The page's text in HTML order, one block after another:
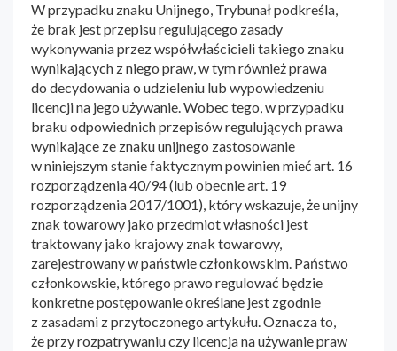
W przypadku znaku Unijnego, Trybunał podkreśla,
że brak jest przepisu regulującego zasady
wykonywania przez współwłaścicieli takiego znaku
wynikających z niego praw, w tym również prawa
do decydowania o udzieleniu lub wypowiedzeniu
licencji na jego używanie. Wobec tego, w przypadku
braku odpowiednich przepisów regulujących prawa
wynikające ze znaku unijnego zastosowanie
w niniejszym stanie faktycznym powinien mieć art. 16
rozporządzenia 40/94 (lub obecnie art. 19
rozporządzenia 2017/1001), który wskazuje, że unijny
znak towarowy jako przedmiot własności jest
traktowany jako krajowy znak towarowy,
zarejestrowany w państwie członkowskim. Państwo
członkowskie, którego prawo regulować będzie
konkretne postępowanie określane jest zgodnie
z zasadami z przytoczonego artykułu. Oznacza to,
że przy rozpatrywaniu czy licencja na używanie praw